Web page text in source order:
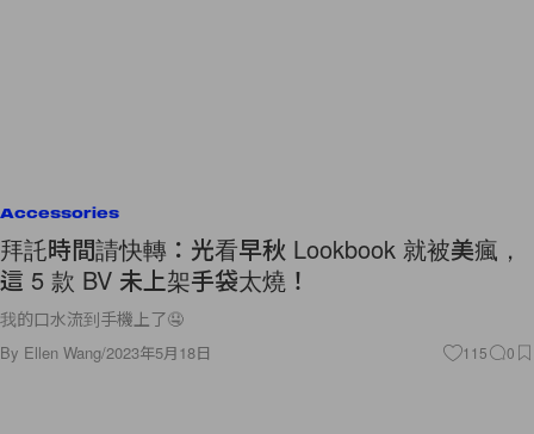
Accessories
拜託時間請快轉：光看早秋 Lookbook 就被美瘋，
這 5 款 BV 未上架手袋太燒！
我的口水流到手機上了🤤
By Ellen Wang/2023年5月18日 115 0